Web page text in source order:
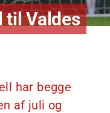
til Valdes
har begge
af juli og